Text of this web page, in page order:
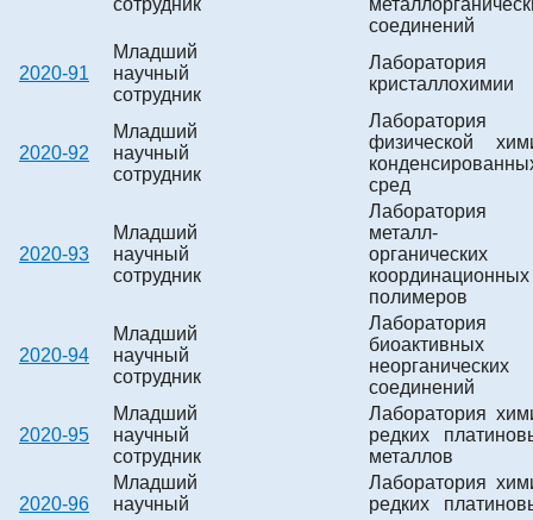
соединений
2020-91
Младший
научный
сотрудник
Лаборатория
кристаллохимии
2020-92
Младший
научный
сотрудник
Лаборатория
физической
сред
2020-93
Младший
научный
сотрудник
Лаборатория
металл-
органических
координационных
полимеров
2020-94
Младший
научный
сотрудник
Лаборатория
биоактивных
неорганических
соединений
2020-95
Младший
научный
сотрудник
Лаборатория
редких
металлов
2020-96
Младший
научный
Лаборатория
редких